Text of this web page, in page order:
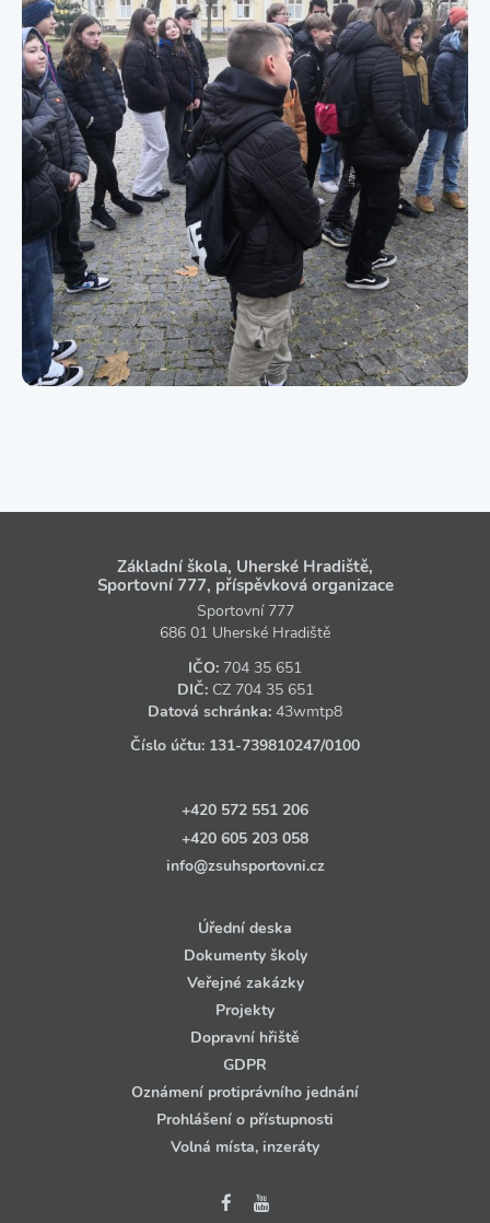
Základní škola, Uherské Hradiště,
Sportovní 777, příspěvková organizace
Sportovní 777
686 01 Uherské Hradiště
IČO: 704 35 651
DIČ: CZ 704 35 651
Datová schránka: 43wmtp8
Číslo účtu: 131‑739810247/0100
+420 572 551 206
+420 605 203 058
info@zsuhsportovni.cz
Úřední deska
Dokumenty školy
Veřejné zakázky
Projekty
Dopravní hřiště
GDPR
Oznámení protiprávního jednání
Prohlášení o přístupnosti
Volná místa, inzeráty